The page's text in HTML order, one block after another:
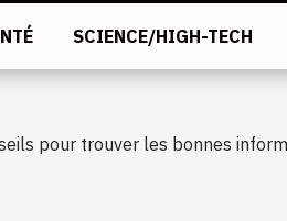
SCIENCE/HIGH-TECH
pour trouver les bonnes